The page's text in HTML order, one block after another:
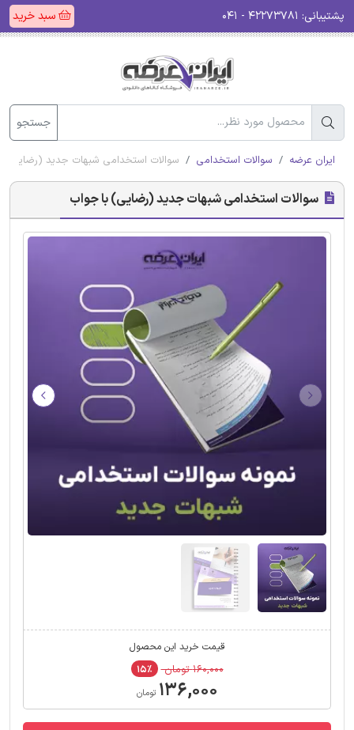
پشتیبانی: سبد خرید
جستجو
ایران عرضه سوالات استخدامی سوالات استخدامی شبهات جدید (رضایی)
سوالات استخدامی شبهات جدید (رضایی) با جواب
قیمت خرید این محصول
۱۶۰,۰۰۰ تومان ۱۵٪
۱۳۶,۰۰۰ تومان